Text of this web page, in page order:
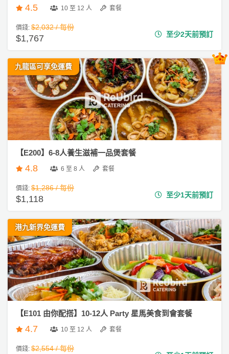
及
藝
禮
訂
製
禮
物
場
地
置
用
品
即
食
即
煮
系
列
聚
會
及
拖
業
/
公
司
活
動
禮
子
活
動
夾
時
神
器
情
侶
心
願
清
關
會
Hi
h
T
e
a
／
下
午
茶
自
餐
4.5 10 至 12 人 套餐
價錢: $2,032 / 每份
$1,767 至少2天前預訂
九龍區可享免運費
【E200】6-8人養生滋補一品煲套餐
4.8 6 至 8 人 套餐
價錢: $1,286 / 每份
$1,118 至少1天前預訂
港九新界免運費
【E101 由你配搭】10-12人 Party 星馬美食到會套餐
4.7 10 至 12 人 套餐
價錢: $2,554 / 每份